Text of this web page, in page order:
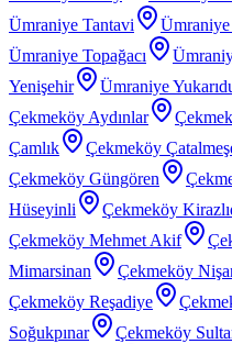
Ümraniye Tantavi
Ümraniye
Ümraniye Topağacı
Yenişehir
Ümraniye
Çekmeköy Aydınlar
Çamlık
Çekmeköy
Çekmeköy Güngören
Hüseyinli
Çekmeköy
Çekmeköy Mehmet Akif
Mimarsinan
Çekmeköy
Çekmeköy Reşadiye
Soğukpınar
Çekmeköy